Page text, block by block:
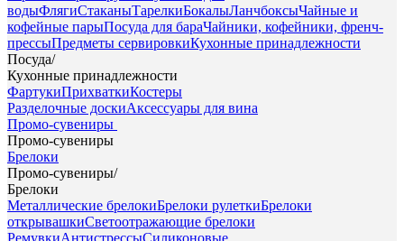
водыФлягиСтаканыТарелкиБокалыЛанчбоксыЧайные и
кофейные парыПосуда для бараЧайники, кофейники, френч-
прессыПредметы сервировкиКухонные принадлежности
Посуда/
Кухонные принадлежности
ФартукиПрихваткиКостеры
Разделочные доскиАксессуары для вина
Промо-сувениры
Промо-сувениры
Брелоки
Промо-сувениры/
Брелоки
Металлические брелокиБрелоки рулеткиБрелоки
открывашкиСветоотражающие брелоки
РемувкиАнтистрессыСиликоновые